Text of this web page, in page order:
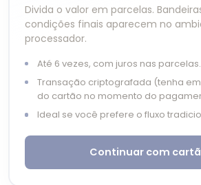
Divida o valor em parcelas.
condições finais aparecem no
processador.
Até 6 vezes, com juros nas parcelas.
Transação criptografada (tenha
do cartão no momento do
Ideal se você prefere o fluxo
Continuar com